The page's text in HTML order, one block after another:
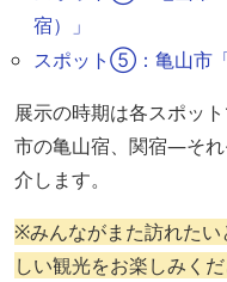
宿）」
スポット⑤：亀山市
展示の時期は各スポッ
市の亀山宿、関宿―そ
介します。
※みんながまた訪れた
しい観光をお楽しみくだ